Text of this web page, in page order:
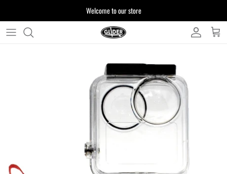
ッ
Welcome to our store
お客様からいただいたご質問をまとめており
ます
製品について